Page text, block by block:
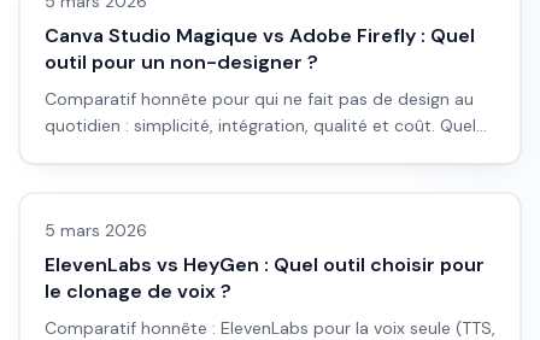
Canva Studio Magique vs Adobe Firefly : Quel
outil pour un non-designer ?
Comparatif honnête pour qui ne fait pas de design au
quotidien : simplicité, intégration, qualité et coût. Quel
Avis outils/services
5 mars 2026
ElevenLabs vs HeyGen : Quel outil choisir pour
le clonage de voix ?
Comparatif honnête : ElevenLabs pour la voix seule (TTS,